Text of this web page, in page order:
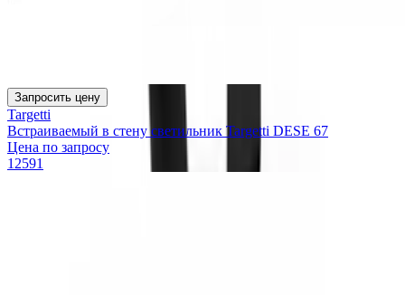
Запросить цену
Targetti
Встраиваемый в стену светильник Targetti DESE 67
Цена по запросу
12591